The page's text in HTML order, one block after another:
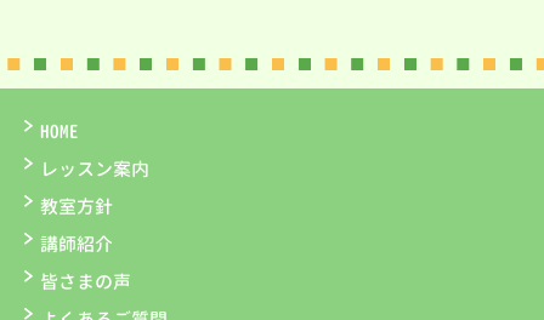
HOME
レッスン案内
教室方針
講師紹介
皆さまの声